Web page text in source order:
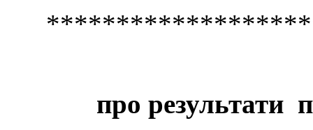
про результати